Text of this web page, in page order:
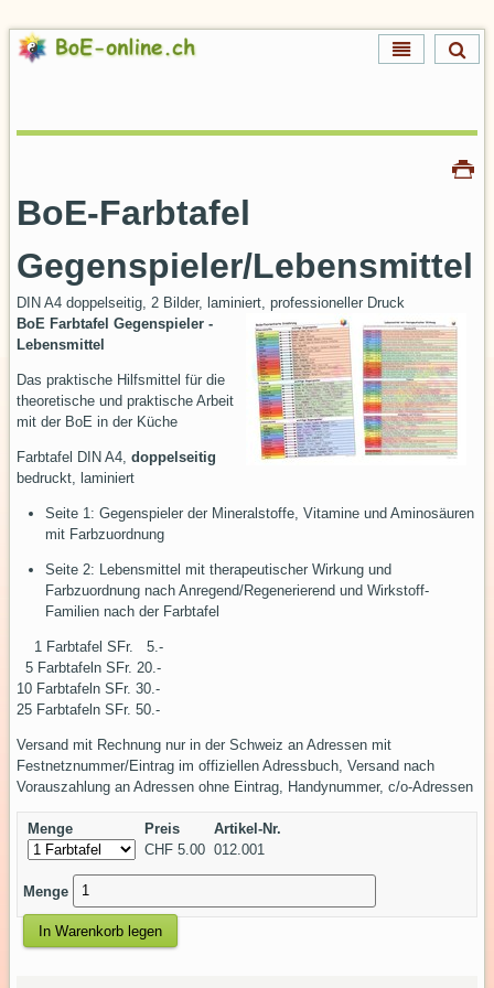
Direkt
BoE-Farbtafel
Gegenspieler/Lebensmittel
DIN A4 doppelseitig, 2 Bilder, laminiert, professioneller Druck
BoE Farbtafel Gegenspieler -
Lebensmittel
Das praktische Hilfsmittel für die
theoretische und praktische Arbeit
mit der BoE in der Küche
Farbtafel DIN A4,doppelseitig
bedruckt, laminiert
Seite 1: Gegenspieler der Mineralstoffe, Vitamine und Aminosäuren
mit Farbzuordnung
Seite 2: Lebensmittel mit therapeutischer Wirkung und
Farbzuordnung nach Anregend/Regenerierend und Wirkstoff-
Familien nach der Farbtafel
1 Farbtafel SFr. 5.-
5 Farbtafeln SFr. 20.-
10 Farbtafeln SFr. 30.-
25 Farbtafeln SFr. 50.-
Versand mit Rechnung nur in der Schweiz an Adressen mit
Festnetznummer/Eintrag im offiziellen Adressbuch, Versand nach
Vorauszahlung an Adressen ohne Eintrag, Handynummer, c/o-Adressen
Menge Preis
Artikel-Nr.
CHF 5.00 012.001
Menge